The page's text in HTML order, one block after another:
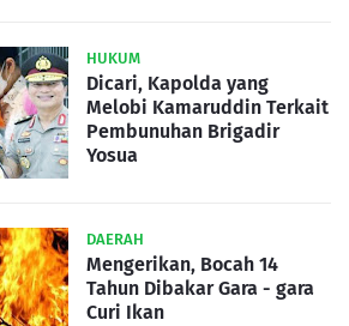
HUKUM
Dicari, Kapolda yang
Melobi Kamaruddin Terkait
Pembunuhan Brigadir
Yosua
DAERAH
Mengerikan, Bocah 14
Tahun Dibakar Gara - gara
Curi Ikan